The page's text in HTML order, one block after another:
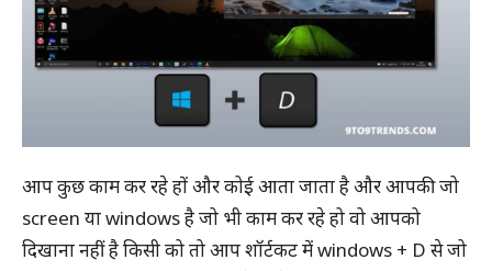
आप कुछ काम कर रहे हों और कोई आता जाता है और आपकी जो
screen या windows है जो भी काम कर रहे हो वो आपको
दिखाना नहीं है किसी को तो आप शॉर्टकट में windows + D से जो